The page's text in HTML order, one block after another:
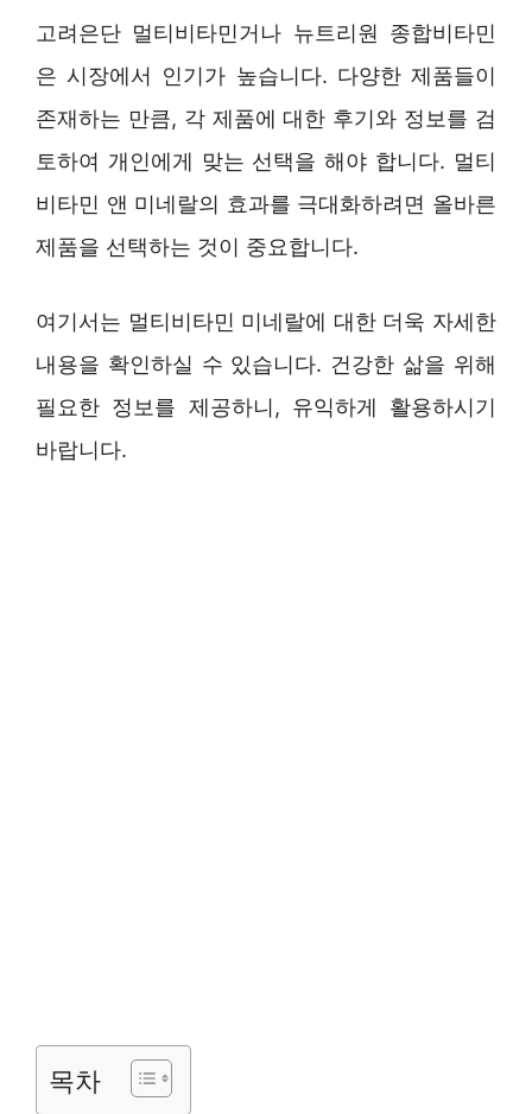
고려은단 멀티비타민거나 뉴트리원 종합비타민
은 시장에서 인기가 높습니다. 다양한 제품들이
존재하는 만큼, 각 제품에 대한 후기와 정보를 검
토하여 개인에게 맞는 선택을 해야 합니다. 멀티
비타민 앤 미네랄의 효과를 극대화하려면 올바른
제품을 선택하는 것이 중요합니다.
여기서는 멀티비타민 미네랄에 대한 더욱 자세한
내용을 확인하실 수 있습니다. 건강한 삶을 위해
필요한 정보를 제공하니, 유익하게 활용하시기
바랍니다.
목차